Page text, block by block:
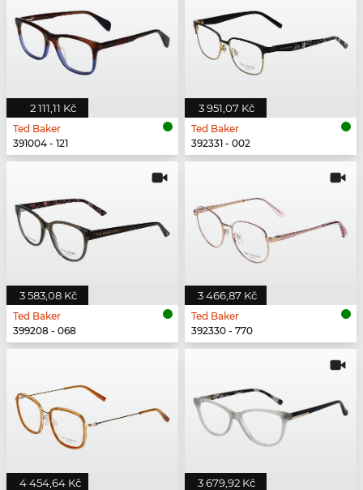
2 111,11 Kč
Ted Baker
391004 - 121
3 951,07 Kč
Ted Baker
392331 - 002
3 583,08 Kč
Ted Baker
399208 - 068
3 466,87 Kč
Ted Baker
392330 - 770
4 454,64 Kč 3 679,92 Kč